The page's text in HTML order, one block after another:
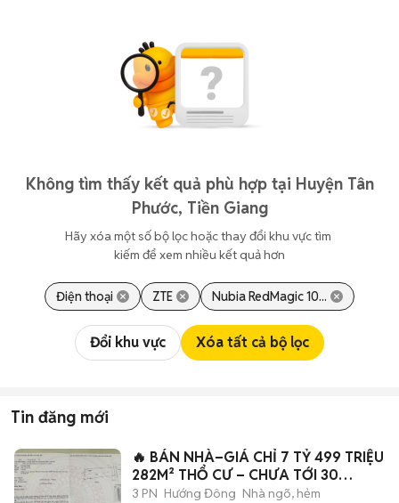
Không tìm thấy kết quả phù hợp tại Huyện Tân
Phước, Tiền Giang
Hãy xóa một số bộ lọc hoặc thay đổi khu vực tìm
kiếm để xem nhiều kết quả hơn
Điện thoại ZTE Nubia RedMagic 10...
Đổi khu vực Xóa tất cả bộ lọc
Tin đăng mới
🔥 BÁN NHÀ–GIÁ CHỈ 7 TỶ 499 TRIỆU
282M² THỔ CƯ – CHƯA TỚI 30
TRIỆU/M²
3 PN Hướng Đông Nhà ngõ, hẻm